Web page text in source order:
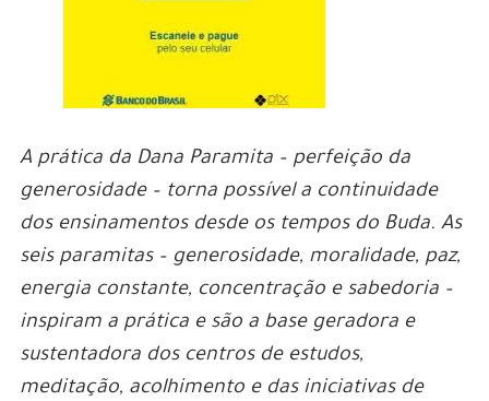
A prática da Dana Paramita – perfeição da
generosidade – torna possível a continuidade
dos ensinamentos desde os tempos do Buda. As
seis paramitas – generosidade, moralidade, paz,
energia constante, concentração e sabedoria –
inspiram a prática e são a base geradora e
sustentadora dos centros de estudos,
meditação, acolhimento e das iniciativas de